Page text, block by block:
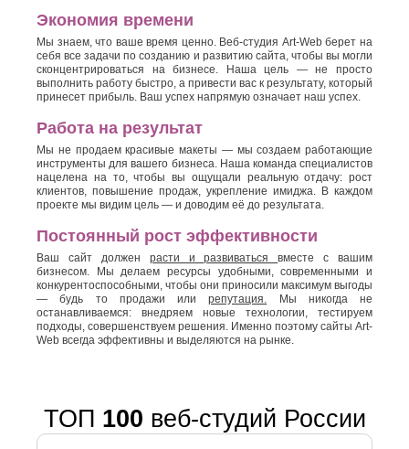
Экономия времени
Мы знаем, что ваше время ценно. Веб-студия Art-Web берет на
себя все задачи по созданию и развитию сайта, чтобы вы могли
сконцентрироваться на бизнесе. Наша цель — не просто
выполнить работу быстро, а привести вас к результату, который
принесет прибыль. Ваш успех напрямую означает наш успех.
Работа на результат
Мы не продаем красивые макеты — мы создаем работающие
инструменты для вашего бизнеса. Наша команда специалистов
нацелена на то, чтобы вы ощущали реальную отдачу: рост
клиентов, повышение продаж, укрепление имиджа. В каждом
проекте мы видим цель — и доводим её до результата.
Постоянный рост эффективности
Ваш сайт должен расти и развиватьсявместе с вашим
бизнесом. Мы делаем ресурсы удобными, современными и
конкурентоспособными, чтобы они приносили максимум выгоды
— будь то продажи илирепутация. Мы никогда не
останавливаемся: внедряем новые технологии, тестируем
подходы, совершенствуем решения. Именно поэтому сайты Art-
Web всегда эффективны и выделяются на рынке.
ТОП 100 веб-студий России